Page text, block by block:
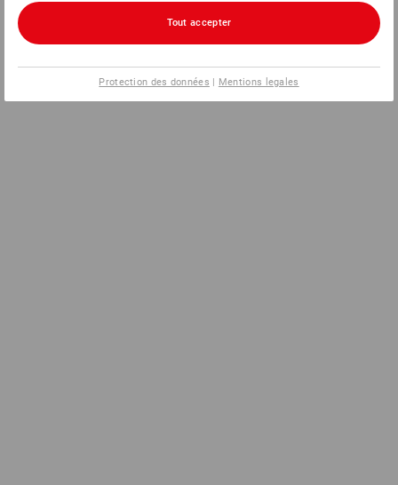
Tout accepter
Protection des données | Mentions legales